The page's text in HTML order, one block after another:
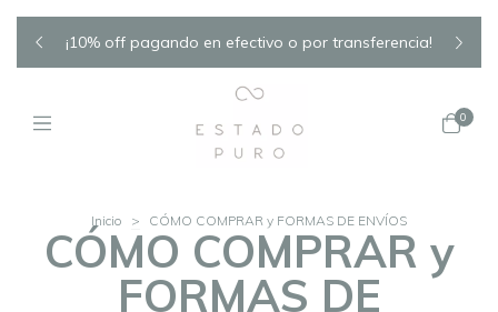
¡10% off pagando en efectivo o por transferencia!
0
Inicio > CÓMO COMPRAR y FORMAS DE ENVÍOS
CÓMO COMPRAR y
FORMAS DE